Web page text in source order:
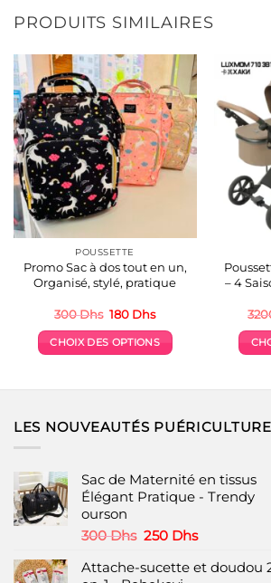
PRODUITS SIMILAIRES
POUSSETTE
Promo Sac à dos tout en un,
Organisé, stylé, pratique
300Dhs Le
initial
était :
180 DhsLe
actuel
est :
CHOIX DES OPTIONS
plusieurs
options
peuvent
être
choisies
la
– 4
LES NOUVEAUTÉS PUÉRICULTURE
Sac de Maternité en tissus
Élégant Pratique - Trendy
ourson
300Dhs Le
initial
250 DhsLe
actuel
Attache-sucette et doudou